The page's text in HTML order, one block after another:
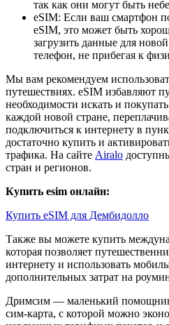
так как они могут быть
eSIM: Если ваш смартфон
eSIM, это может быть
загрузить данные для
телефон, не прибегая к
Мы вам рекомендуем
путешествиях. eSIM избавляют
необходимости искать и
каждой новой стране,
подключиться к интернету в
достаточно купить и
трафика. На сайте Airalo
стран и регионов.
Купить esim онлайн:
Купить eSIM для Дембидолло
Также вы можете купить
которая позволяет
интернету и использовать
дополнительных затрат на
Дримсим — маленький помощник
сим-карта, с которой можно